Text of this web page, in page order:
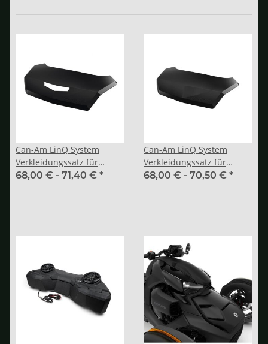
Can-Am LinQ System
Verkleidungssatz für
Koffer mit Rückleuchte
68,00 € - 71,40 € *
Can-Am LinQ System
Verkleidungssatz für
Koffer ohne Rückleuchte
68,00 € - 70,50 € *